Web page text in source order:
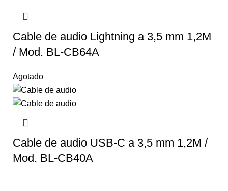
Cable de audio Lightning a 3,5 mm 1,2M
/ Mod. BL-CB64A
Agotado
Cable de audio USB-C a 3,5 mm 1,2M /
Mod. BL-CB40A